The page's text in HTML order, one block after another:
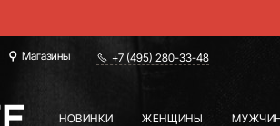
Магазины +7 (495) 280-33-48
НОВИНКИ ЖЕНЩИНЫ